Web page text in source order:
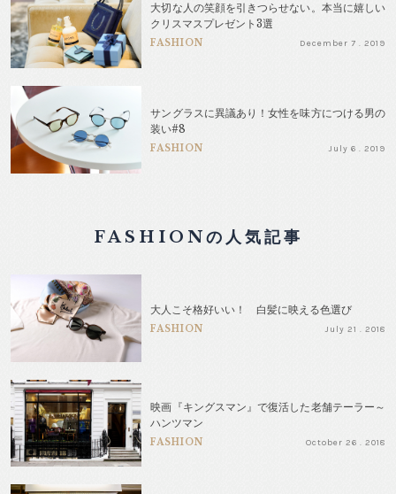
大切な人の笑顔を引きつらせない。本当に嬉しい
クリスマスプレゼント3選
FASHION December 7 . 2019
サングラスに異議あり！女性を味方につける男の
装い#8
FASHION July 6 . 2019
FASHIONの人気記事
大人こそ格好いい！ 白髪に映える色選び
FASHION July 21 . 2018
映画『キングスマン』で復活した老舗テーラー～
ハンツマン
FASHION October 26 . 2018